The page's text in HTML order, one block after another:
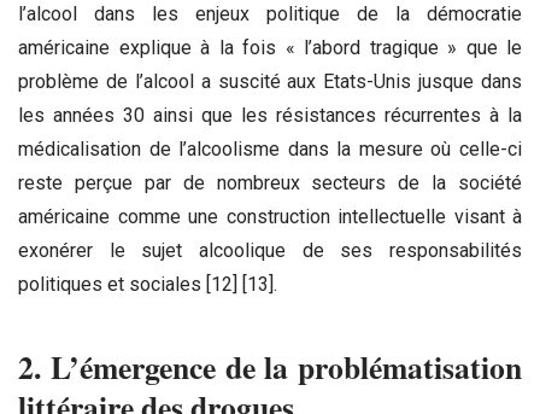
l’alcool dans les enjeux politique de la démocratie
américaine explique à la fois « l’abord tragique » que le
problème de l’alcool a suscité aux Etats-Unis jusque dans
les années 30 ainsi que les résistances récurrentes à la
médicalisation de l’alcoolisme dans la mesure où celle-ci
reste perçue par de nombreux secteurs de la société
américaine comme une construction intellectuelle visant à
exonérer le sujet alcoolique de ses responsabilités
politiques et sociales [12] [13].
2. L’émergence de la problématisation